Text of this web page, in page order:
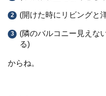
(開けた時にリビングと
(隣のバルコニー見えな
る)
からね。